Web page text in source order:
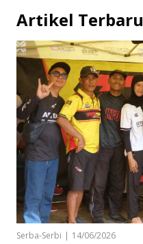
Artikel Terbaru
Serba-Serbi | 14/06/2026